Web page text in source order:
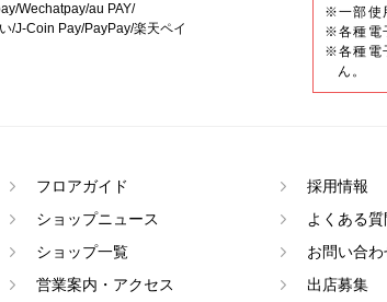
Wechatpay/au PAY/
/J-Coin Pay/PayPay/楽天ペイ
※一部使
※各種電
※各種電
ん。
フロアガイド 採用情報
ショップニュース
よくある質
ショップ一覧
お問い合わ
営業案内・アクセス
出店募集